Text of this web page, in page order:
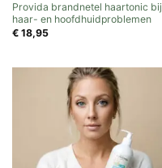
Provida brandnetel haartonic bij
haar- en hoofdhuidproblemen
€18,95